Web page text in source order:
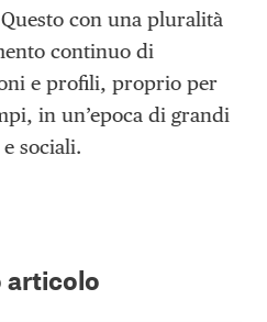
con una pluralità
continuo di
e profili, proprio per
in un’epoca di grandi
sociali.
articolo